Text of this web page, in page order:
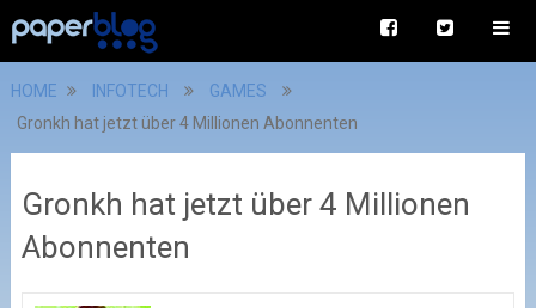
HOME INFOTECH
GAMES
Gronkh hat jetzt über 4 Millionen Abonnenten
Gronkh hat jetzt über 4 Millionen
Abonnenten